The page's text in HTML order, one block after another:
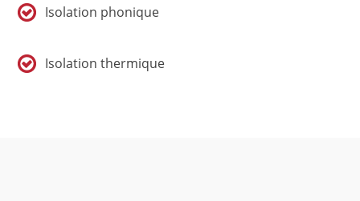
Isolation phonique
Isolation thermique